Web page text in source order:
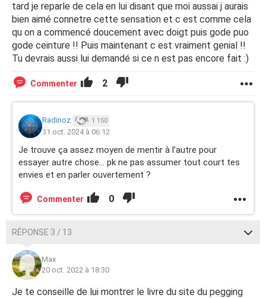
tard je reparle de cela en lui disant que moi aussai j aurais
bien aimé connetre cette sensation et c est comme cela
qu on a commencé doucement avec doigt puis gode puo
gode ceinture !! Puis maintenant c est vraiment genial !!
Tu devrais aussi lui demandé si ce n est pas encore fait :)
Commenter 2
Radinoz 1 150
31 oct. 2024 à 06:12
Je trouve ça assez moyen de mentir à l’autre pour
essayer autre chose… pk ne pas assumer tout court tes
envies et en parler ouvertement ?
Commenter 0
RÉPONSE 3 / 13
Max
20 oct. 2022 à 18:30
Je te conseille de lui montrer le livre du site du pegging